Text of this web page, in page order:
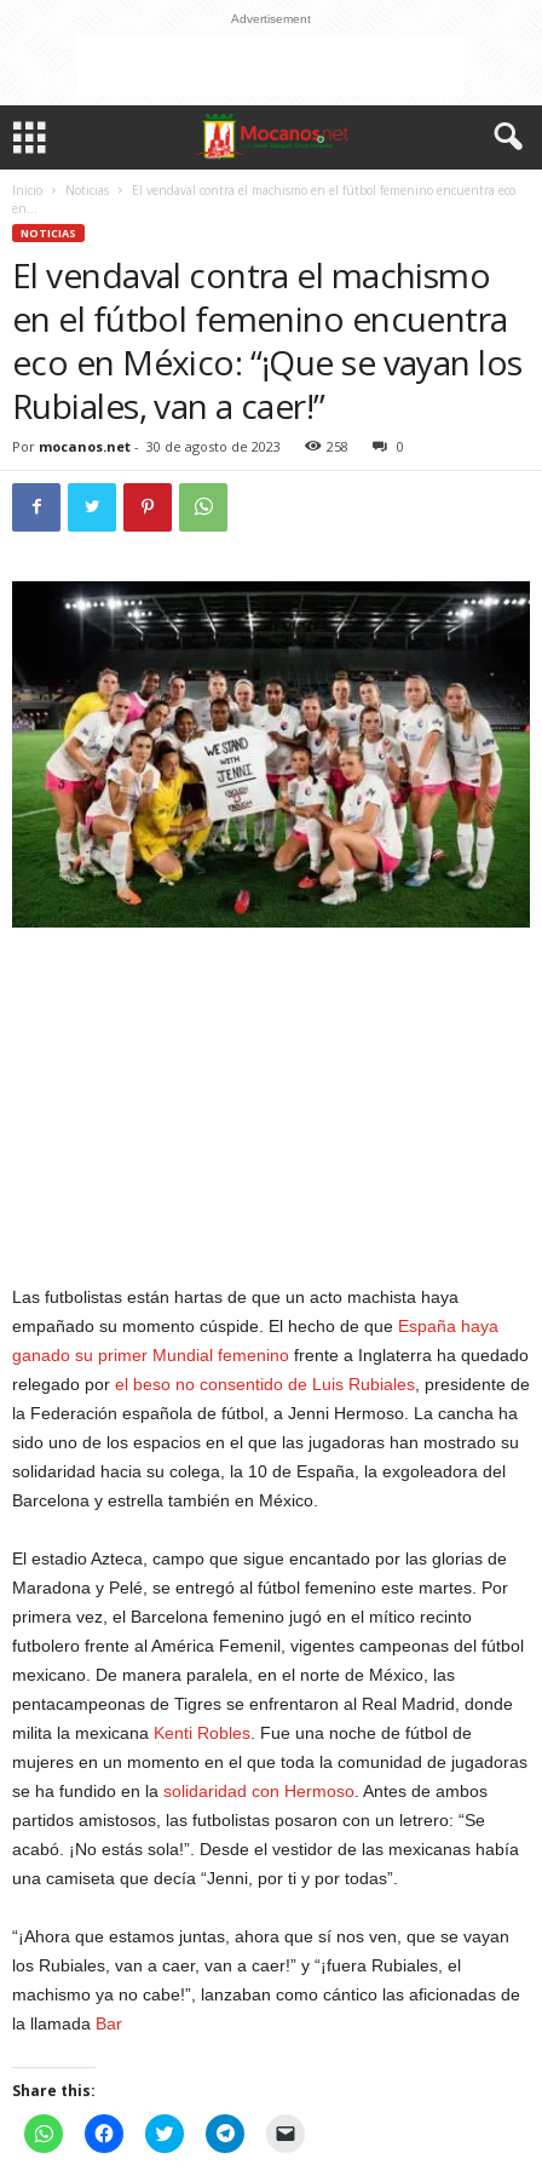
Advertisement
Inicio Noticias
El vendaval contra el machismo en el fútbol femenino encuentra eco
en...
NOTICIAS
El vendaval contra el machismo
en el fútbol femenino encuentra
eco en México: “¡Que se vayan los
Rubiales, van a caer!”
Por mocanos.net - 30 de agosto de 2023 258 0
Las futbolistas están hartas de que un acto machista haya
empañado su momento cúspide. El hecho de que España haya
ganado su primer Mundial femenino frente a Inglaterra ha quedado
relegado por el beso no consentido de Luis Rubiales , presidente de
la Federación española de fútbol, a Jenni Hermoso. La cancha ha
sido uno de los espacios en el que las jugadoras han mostrado su
solidaridad hacia su colega, la 10 de España, la exgoleadora del
Barcelona y estrella también en México.
El estadio Azteca, campo que sigue encantado por las glorias de
Maradona y Pelé, se entregó al fútbol femenino este martes. Por
primera vez, el Barcelona femenino jugó en el mítico recinto
futbolero frente al América Femenil, vigentes campeonas del fútbol
mexicano. De manera paralela, en el norte de México, las
pentacampeonas de Tigres se enfrentaron al Real Madrid, donde
milita la mexicana Kenti Robles . Fue una noche de fútbol de
mujeres en un momento en el que toda la comunidad de jugadoras
se ha fundido en la solidaridad con Hermoso . Antes de ambos
partidos amistosos, las futbolistas posaron con un letrero: “Se
acabó. ¡No estás sola!”. Desde el vestidor de las mexicanas había
una camiseta que decía “Jenni, por ti y por todas”.
“¡Ahora que estamos juntas, ahora que sí nos ven, que se vayan
los Rubiales, van a caer, van a caer!” y “¡fuera Rubiales, el
machismo ya no cabe!”, lanzaban como cántico las aficionadas de
la llamada Bar
Share this:
C
l
C
l
C
l
C
l